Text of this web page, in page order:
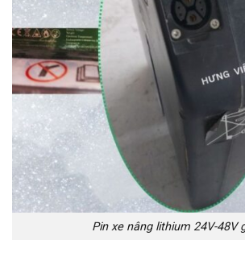
Pin xe nâng lithium 24V-48V